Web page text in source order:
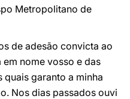
Metropolitano de
de adesão convicta ao
nome vosso e das
quais garanto a minha
Nos dias passados ouvi